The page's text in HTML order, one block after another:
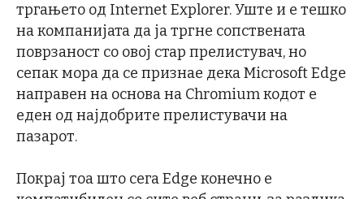
тргањето од Internet Explorer. Уште и е тешко
на компанијата да ја тргне сопствената
поврзаност со овој стар прелистувач, но
сепак мора да се признае дека Microsoft Edge
направен на основа на Chromium кодот е
еден од најдобрите прелистувачи на
пазарот.
Покрај тоа што сега Edge конечно е